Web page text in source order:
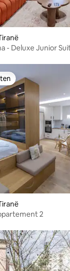
- Deluxe Junior
2